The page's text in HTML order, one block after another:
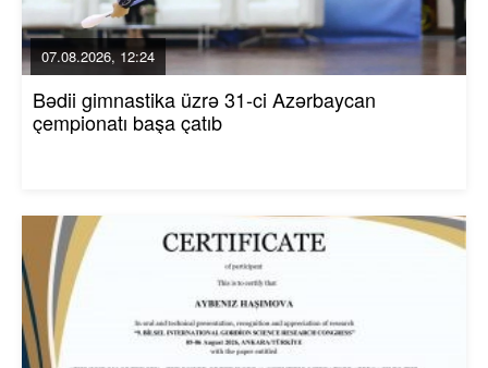
07.08.2026, 12:24
Bədii gimnastika üzrə 31-ci Azərbaycan
çempionatı başa çatıb